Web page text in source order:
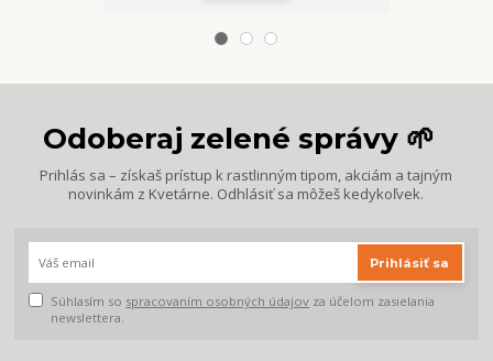
Odoberaj zelené správy 🌱
Prihlás sa – získaš prístup k rastlinným tipom, akciám a tajným
novinkám z Kvetárne. Odhlásiť sa môžeš kedykoľvek.
Prihlásiť sa
Súhlasím so spracovaním osobných údajov za účelom zasielania
newslettera.